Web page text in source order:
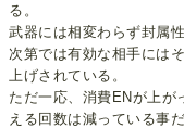
る。
武器には相変わらず封属
次第では有効な相手には
上げされている。
ただ一応、消費ENが上が
える回数は減っている事